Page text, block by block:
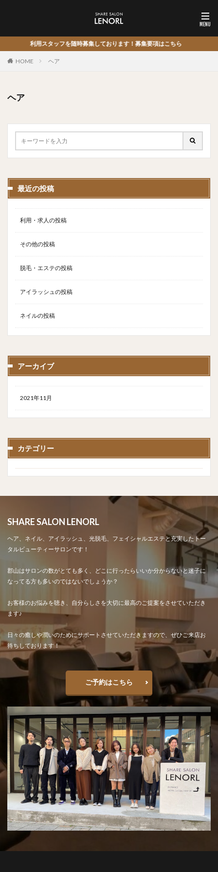
利用スタッフを随時募集しております！募集要項はこちら
HOME ヘア
ヘア
最近の投稿
利用・求人の投稿
その他の投稿
脱毛・エステの投稿
アイラッシュの投稿
ネイルの投稿
アーカイブ
2021年11月
カテゴリー
SHARE SALON LENORL
ヘア、ネイル、アイラッシュ、光脱毛、フェイシャルエステと充実したトー
タルビューティーサロンです！
郡山はサロンの数がとても多く、どこに行ったらいいか分からないと迷子に
なってる方も多いのではないでしょうか？
お客様のお悩みを聴き、自分らしさを大切に最高のご提案をさせていただき
ます♪
日々の癒しや潤いのためにサポートさせていただきますので、ぜひご来店お
待ちしております！
ご予約はこちら